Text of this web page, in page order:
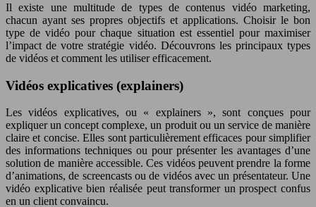
Il existe une multitude de types de contenus vidéo marketing,
chacun ayant ses propres objectifs et applications. Choisir le bon
type de vidéo pour chaque situation est essentiel pour maximiser
l’impact de votre stratégie vidéo. Découvrons les principaux types
de vidéos et comment les utiliser efficacement.
Vidéos explicatives (explainers)
Les vidéos explicatives, ou « explainers », sont conçues pour
expliquer un concept complexe, un produit ou un service de manière
claire et concise. Elles sont particulièrement efficaces pour simplifier
des informations techniques ou pour présenter les avantages d’une
solution de manière accessible. Ces vidéos peuvent prendre la forme
d’animations, de screencasts ou de vidéos avec un présentateur. Une
vidéo explicative bien réalisée peut transformer un prospect confus
en un client convaincu.